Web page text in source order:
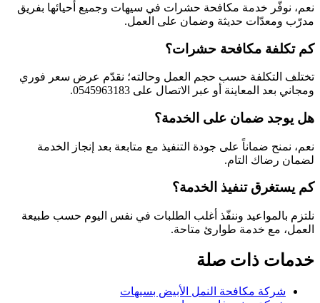
نعم، نوفّر خدمة مكافحة حشرات في سيهات وجميع أحيائها بفريق
مدرّب ومعدّات حديثة وضمان على العمل.
كم تكلفة مكافحة حشرات؟
تختلف التكلفة حسب حجم العمل وحالته؛ نقدّم عرض سعر فوري
ومجاني بعد المعاينة أو عبر الاتصال على 0545963183.
هل يوجد ضمان على الخدمة؟
نعم، نمنح ضماناً على جودة التنفيذ مع متابعة بعد إنجاز الخدمة
لضمان رضاك التام.
كم يستغرق تنفيذ الخدمة؟
نلتزم بالمواعيد وننفّذ أغلب الطلبات في نفس اليوم حسب طبيعة
العمل، مع خدمة طوارئ متاحة.
خدمات ذات صلة
شركة مكافحة النمل الأبيض بسيهات